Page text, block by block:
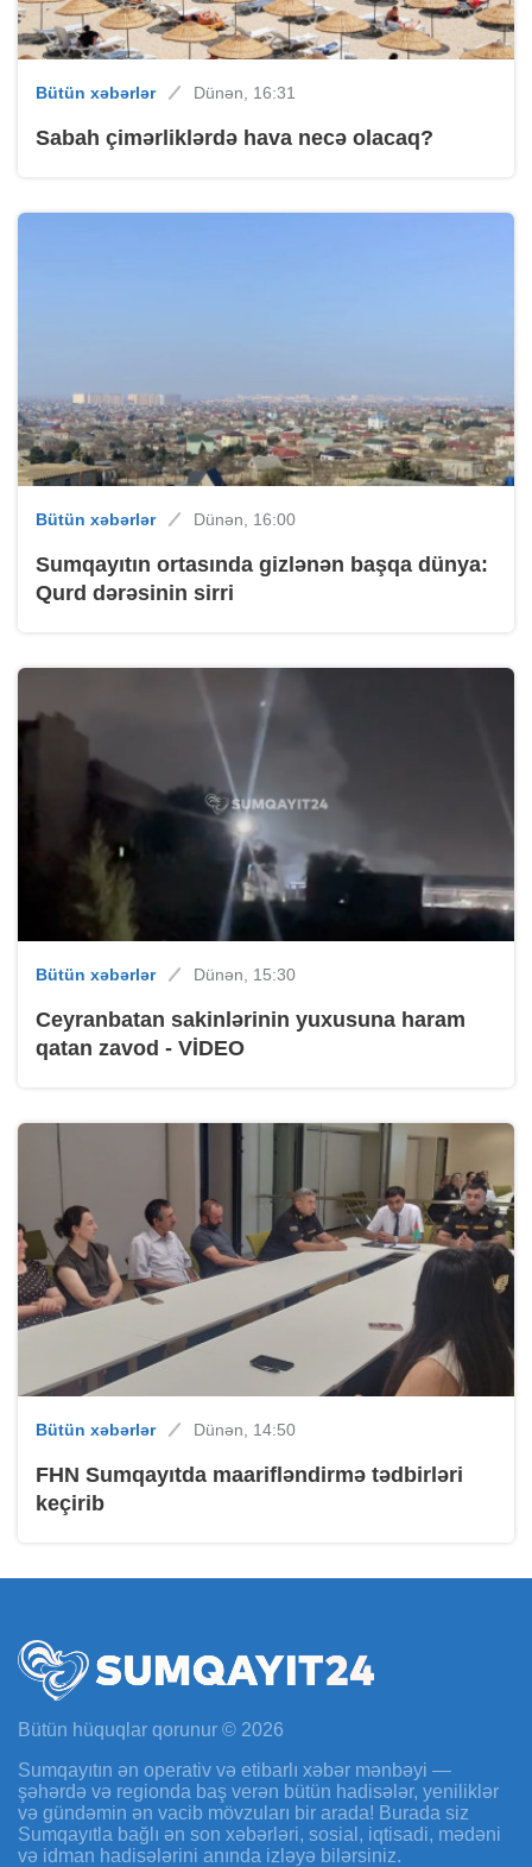
Bütün xəbərlər Dünən, 16:31
Sabah çimərliklərdə hava necə olacaq?
Bütün xəbərlər Dünən, 16:00
Sumqayıtın ortasında gizlənən başqa dünya:
Qurd dərəsinin sirri
Bütün xəbərlər Dünən, 15:30
Ceyranbatan sakinlərinin yuxusuna haram
qatan zavod - VİDEO
Bütün xəbərlər Dünən, 14:50
FHN Sumqayıtda maarifləndirmə tədbirləri
keçirib
Bütün hüquqlar qorunur © 2026
Sumqayıtın ən operativ və etibarlı xəbər mənbəyi —
şəhərdə və regionda baş verən bütün hadisələr, yeniliklər
və gündəmin ən vacib mövzuları bir arada! Burada siz
Sumqayıtla bağlı ən son xəbərləri, sosial, iqtisadi, mədəni
və idman hadisələrini anında izləyə bilərsiniz.